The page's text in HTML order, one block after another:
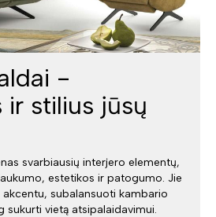
-
ir stilius jūsų
svarbiausių interjero elementų,
estetikos ir patogumo. Jie
subalansuoti kambario
sukurti vietą atsipalaidavimui.